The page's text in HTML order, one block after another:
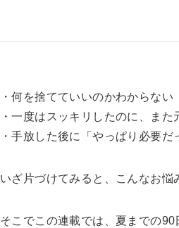
・何を捨てていいのかわからない
・一度はスッキリしたのに、また
・手放した後に「やっぱり必要だ
いざ片づけてみると、こんなお悩
そこでこの連載では、夏までの